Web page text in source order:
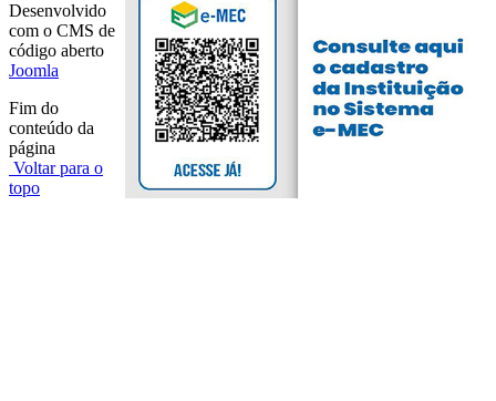
Desenvolvido
com o CMS de
código aberto
Joomla
Fim do
conteúdo da
página
Voltar para o
topo